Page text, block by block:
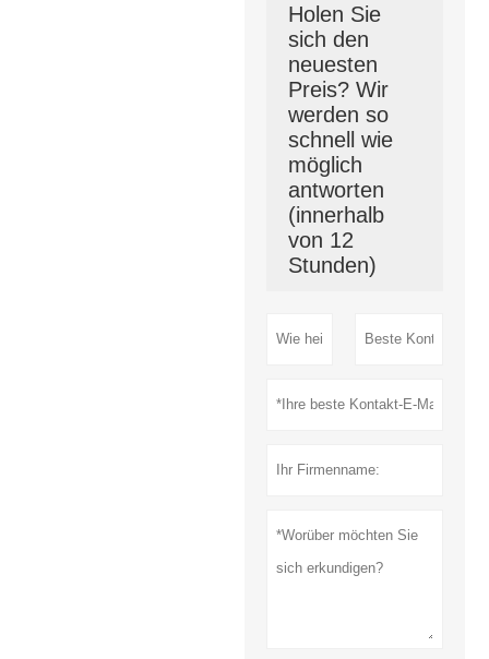
Holen Sie
sich den
neuesten
Preis? Wir
werden so
schnell wie
möglich
antworten
(innerhalb
von 12
Stunden)